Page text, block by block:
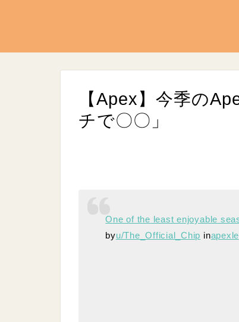
【Apex】今季の
チで〇〇」
n
m
u
t
a
e
One of the least enjoyable
byu/The_Official_Chip in